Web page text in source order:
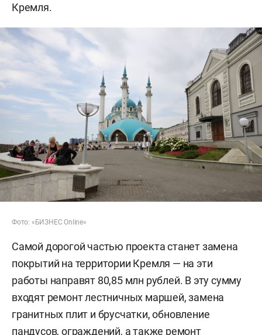
Кремля.
Фото: «БИЗНЕС Online»
Самой дорогой частью проекта станет замена
покрытий на территории Кремля — на эти
работы направят 80,85 млн рублей. В эту сумму
входят ремонт лестничных маршей, замена
гранитных плит и брусчатки, обновление
пандусов, ограждений, а также ремонт